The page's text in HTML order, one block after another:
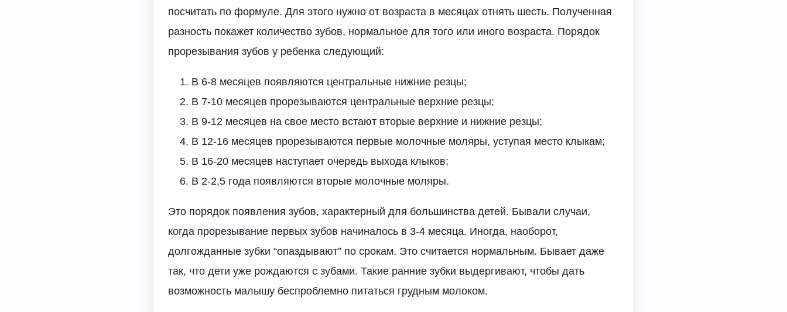
посчитать по формуле. Для этого нужно от возраста в месяцах отнять шесть. Полученная
разность покажет количество зубов, нормальное для того или иного возраста. Порядок
прорезывания зубов у ребенка следующий:
В 6-8 месяцев появляются центральные нижние резцы;
В 7-10 месяцев прорезываются центральные верхние резцы;
В 9-12 месяцев на свое место встают вторые верхние и нижние резцы;
В 12-16 месяцев прорезываются первые молочные моляры, уступая место клыкам;
В 16-20 месяцев наступает очередь выхода клыков;
В 2-2,5 года появляются вторые молочные моляры.
Это порядок появления зубов, характерный для большинства детей. Бывали случаи,
когда прорезывание первых зубов начиналось в 3-4 месяца. Иногда, наоборот,
долгожданные зубки “опаздывают” по срокам. Это считается нормальным. Бывает даже
так, что дети уже рождаются с зубами. Такие ранние зубки выдергивают, чтобы дать
возможность малышу беспроблемно питаться грудным молоком.